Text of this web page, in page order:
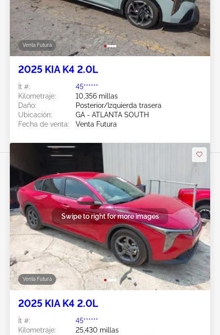
Venta Futura
2025 KIA K4 2.0L
Ít #:
45******
Kilometraje:
10,356 millas
Daño:
Posterior/Izquierda trasera
Ubicación:
GA - ATLANTA SOUTH
Fecha de venta:
Venta Futura
Venta Futura
Swipe to right for more images
2025 KIA K4 2.0L
Ít #:
45******
Kilometraje:
25,430 millas